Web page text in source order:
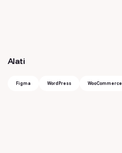
Alati
Figma WordPress WooCommerce